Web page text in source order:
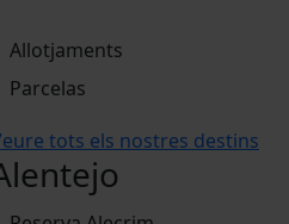
Allotjaments
Parcelas
tots els nostres destins